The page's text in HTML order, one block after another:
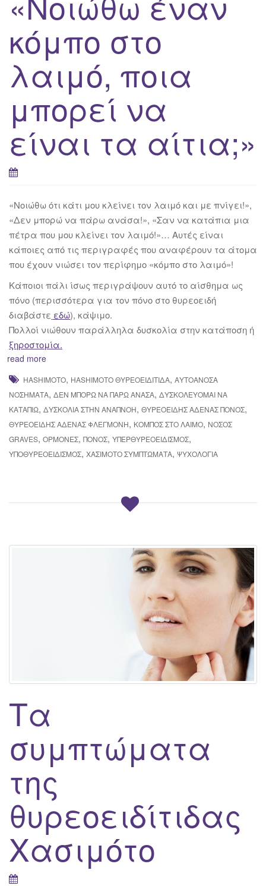
κόμπο στο
λαιμό, ποια
μπορεί να
είναι τα αίτια;»
«Νοιώθω ότι κάτι μου κλείνει τον λαιμό και με πνίγει!»,
«Δεν μπορώ να πάρω ανάσα!», «Σαν να κατάπια μια
πέτρα που μου κλείνει τον λαιμό!»… Αυτές είναι
κάποιες από τις περιγραφές που αναφέρουν τα άτομα
που έχουν νιώσει τον περίφημο «κόμπο στο λαιμό»!
Κάποιοι πάλι ίσως περιγράψουν αυτό το αίσθημα ως
πόνο (περισσότερα για τον πόνο στο θυρεοειδή
διαβάστε εδώ), κάψιμο.
Πολλοί νιώθουν παράλληλα δυσκολία στην κατάποση ή
ξηροστομία.
read more
HASHIMOTO, HASHIMOTO ΘΥΡΕΟΕΙΔΊΤΙΔΑ, ΑΥΤΟΆΝΟΣΑ
ΝΟΣΉΜΑΤΑ, ΔΕΝ ΜΠΟΡΩ ΝΑ ΠΑΡΩ ΑΝΑΣΑ, ΔΥΣΚΟΛΕΥΟΜΑΙ ΝΑ
ΚΑΤΑΠΙΩ, ΔΥΣΚΟΛΊΑ ΣΤΗΝ ΑΝΑΠΝΟΉ, ΘΥΡΕΟΕΙΔΉΣ ΑΔΈΝΑΣ ΠΌΝΟΣ,
ΘΥΡΕΟΕΙΔΉΣ ΑΔΈΝΑΣ ΦΛΕΓΜΟΝΉ, ΚΌΜΠΟΣ ΣΤΟ ΛΑΙΜΌ, ΝΟΣΟΣ
GRAVES, ΟΡΜΌΝΕΣ, ΠΌΝΟΣ, ΥΠΕΡΘΥΡΕΟΕΙΔΙΣΜΌΣ,
ΥΠΟΘΥΡΕΟΕΙΔΙΣΜΌΣ, ΧΑΣΙΜΟΤΟ ΣΥΜΠΤΏΜΑΤΑ, ΨΥΧΟΛΟΓΊΑ
Τα
συμπτώματα
της
θυρεοειδίτιδας
Χασιμότο